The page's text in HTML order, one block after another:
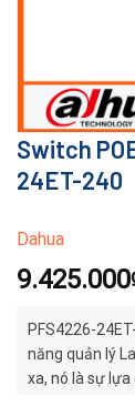
Switch
24ET-240
Dahua
9.425.000
PFS4226-
năng quản lý
xa, nó là sự